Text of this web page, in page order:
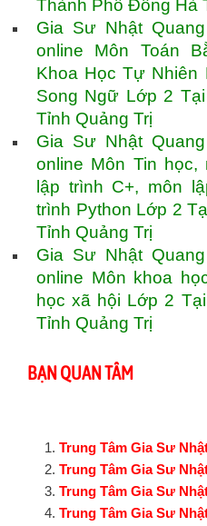
Thành Phố Đông Hà
Gia Sư Nhật
online Môn Toán
Khoa Học Tự Nhiên
Song Ngữ Lớp 2
Tỉnh Quảng Trị
Gia Sư Nhật
online Môn Tin học,
lập trình C+, môn
trình Python Lớp 2
Tỉnh Quảng Trị
Gia Sư Nhật
online Môn khoa
học xã hội Lớp 2
Tỉnh Quảng Trị
BẠN QUAN TÂM
Trung Tâm Gia Sư
Trung Tâm Gia Sư
Trung Tâm Gia Sư
Trung Tâm Gia Sư